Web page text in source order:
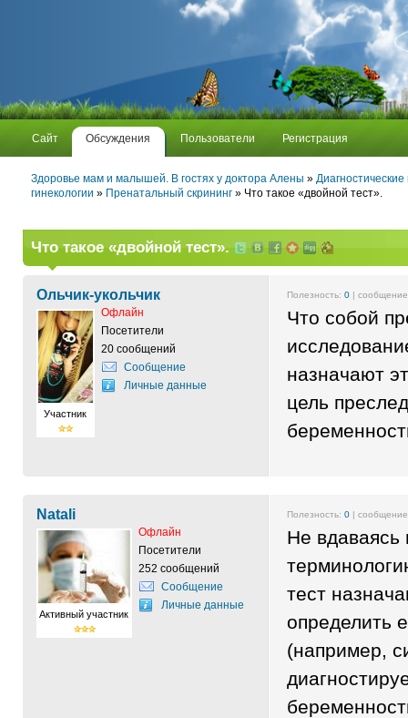
Сайт Обсуждения Пользователи Регистрация
Здоровье мам и малышей. В гостях у доктора Алены »
гинекологии » Пренатальный скрининг » Что такое «двойной тест».
Что такое «двойной тест».
Ольчик-укольчик
Участник
Офлайн
Посетители
20 сообщений
Сообщение
Личные данные
Полезность: 0 |
Что собой
назначают
цель
Natali
Активный участник
Офлайн
Посетители
252 сообщений
Сообщение
Личные данные
Полезность: 0 |
Не вдаваясь
тест
определить
(например,